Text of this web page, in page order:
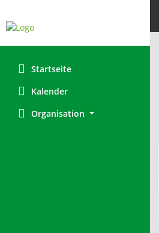
Startseite
Kalender
Organisation